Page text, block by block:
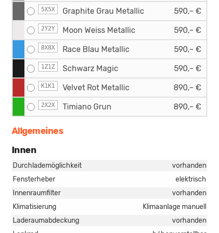
5X5X Graphite Grau Metallic 590,– €
2Y2Y Moon Weiss Metallic 590,– €
8X8X Race Blau Metallic 590,– €
1Z1Z Schwarz Magic 590,– €
K1K1 Velvet Rot Metallic 890,– €
2X2X Timiano Grun 890,– €
Allgemeines
Innen
Durchlademöglichkeit
vorhanden
Fensterheber
elektrisch
Innenraumfilter
vorhanden
Klimatisierung
Klimaanlage manuell
Laderaumabdeckung
vorhanden